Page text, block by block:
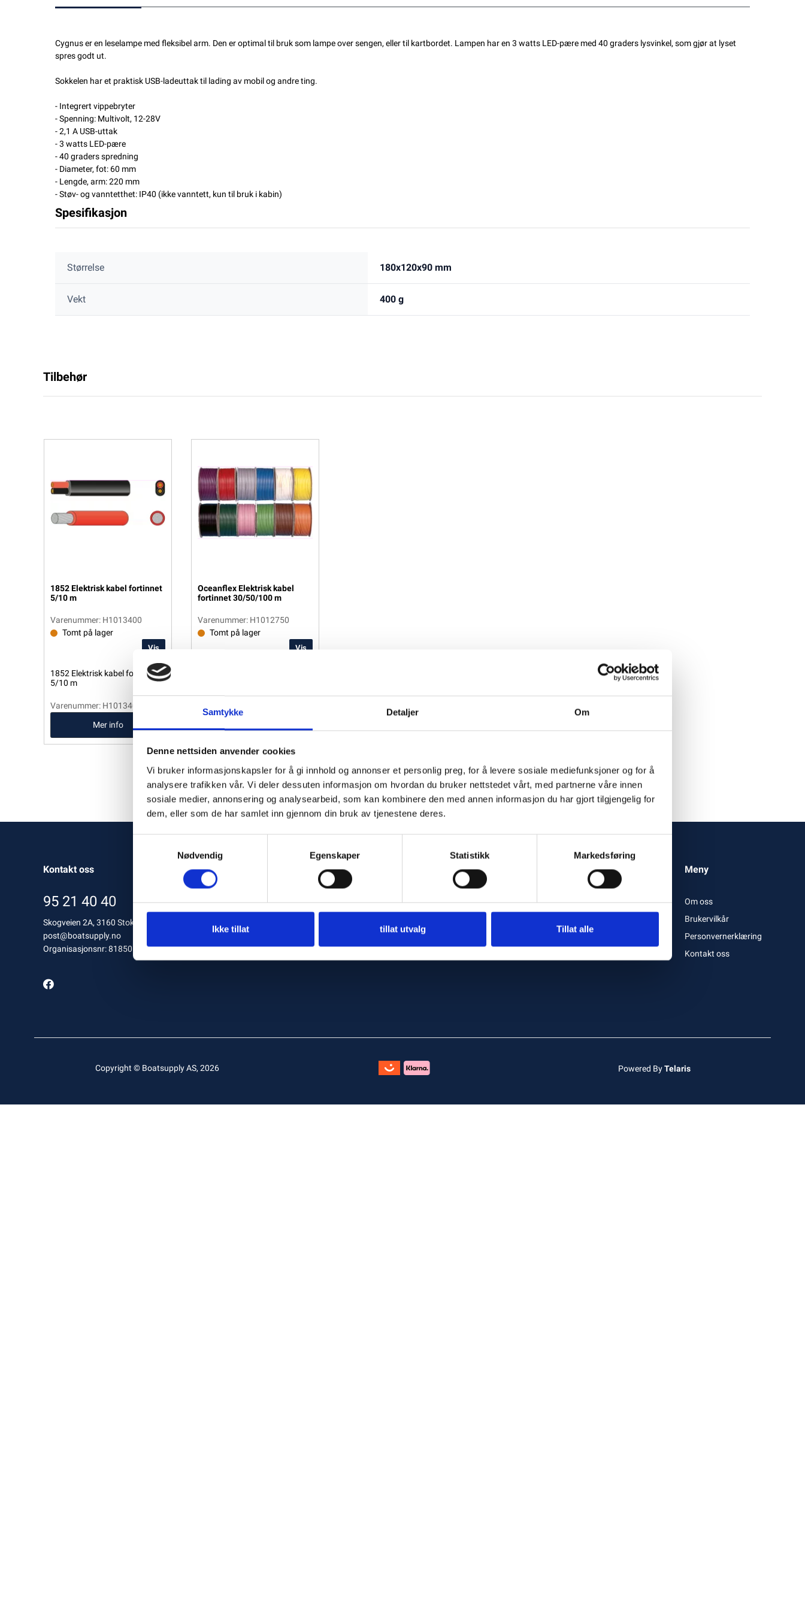
Samtykke Detaljer Om
Denne nettsiden anvender cookies
Vi bruker informasjonskapsler for å gi innhold og annonser et personlig preg, for å levere sosiale mediefunksjoner og for å
analysere trafikken vår. Vi deler dessuten informasjon om hvordan du bruker nettstedet vårt, med partnerne våre innen
sosiale medier, annonsering og analysearbeid, som kan kombinere den med annen informasjon du har gjort tilgjengelig for
dem, eller som de har samlet inn gjennom din bruk av tjenestene deres.
Nødvendig
Egenskaper Statistikk Markedsføring
Ikke tillat tillat utvalg Tillat alle
Cygnus er en leselampe med fleksibel arm. Den er optimal til bruk som lampe over sengen, eller til kartbordet. Lampen har en 3 watts LED-pære med 40 graders lysvinkel, som gjør at lyset
spres godt ut.
Sokkelen har et praktisk USB-ladeuttak til lading av mobil og andre ting.
- Integrert vippebryter
- Spenning: Multivolt, 12-28V
- 2,1 A USB-uttak
- 3 watts LED-pære
- 40 graders spredning
- Diameter, fot: 60 mm
- Lengde, arm: 220 mm
- Støv- og vanntetthet: IP40 (ikke vanntett, kun til bruk i kabin)
Spesifikasjon
Størrelse 180x120x90 mm
Vekt 400 g
Tilbehør
1852 Elektrisk kabel fortinnet
5/10 m
Varenummer: H1013400
Tomt på lager
Vis
1852 Elektrisk kabel fortinnet
5/10 m
Varenummer: H1013400
Mer info
Oceanflex Elektrisk kabel
fortinnet 30/50/100 m
Varenummer: H1012750
Tomt på lager
Vis
Kontakt oss
95 21 40 40
Skogveien 2A, 3160 Stokke, Norway
post@boatsupply.no
Organisasjonsnr: 818501412 MVA
Meny
Om oss
Brukervilkår
Personvernerklæring
Kontakt oss
Copyright © Boatsupply AS, 2026 Powered ByTelaris